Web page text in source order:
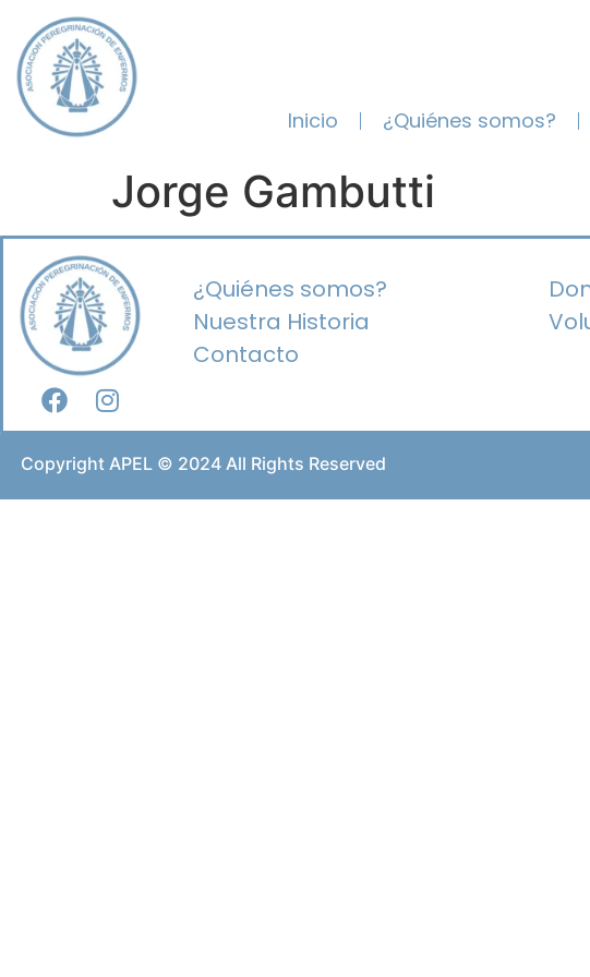
Inicio ¿Quiénes somos?
Jorge Gambutti
¿Quiénes somos?
Nuestra Historia
Contacto
Copyright APEL © 2024 All Rights Reserved